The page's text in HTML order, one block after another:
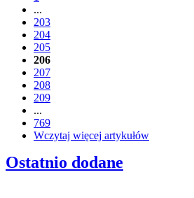
...
203
204
205
206
207
208
209
...
769
Wczytaj więcej artykułów
Ostatnio dodane